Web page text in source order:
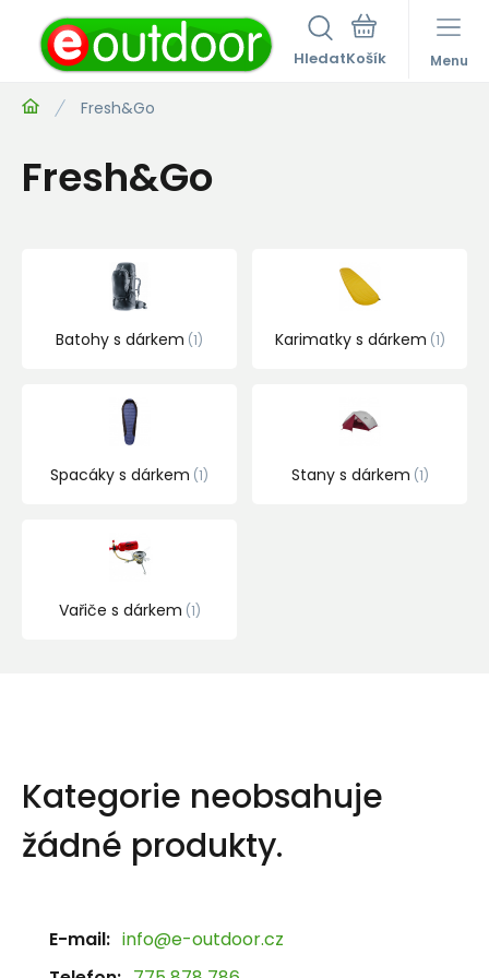
Hledat Menu
Fresh&Go
Fresh&Go
Batohy s dárkem 1 Karimatky s dárkem 1
Spacáky s dárkem 1 Stany s dárkem 1
Vařiče s dárkem 1
Kategorie neobsahuje
žádné produkty.
E-mail: info@e-outdoor.cz